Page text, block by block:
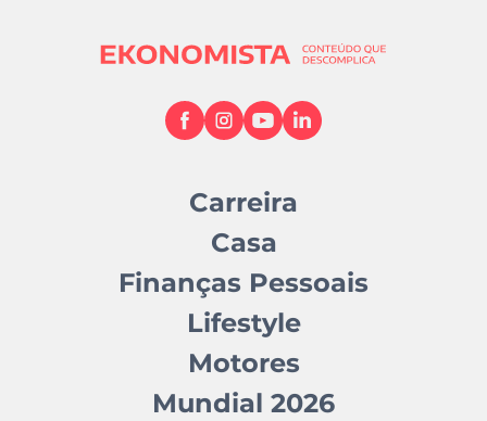
Carreira
Casa
Finanças Pessoais
Lifestyle
Motores
Mundial 2026